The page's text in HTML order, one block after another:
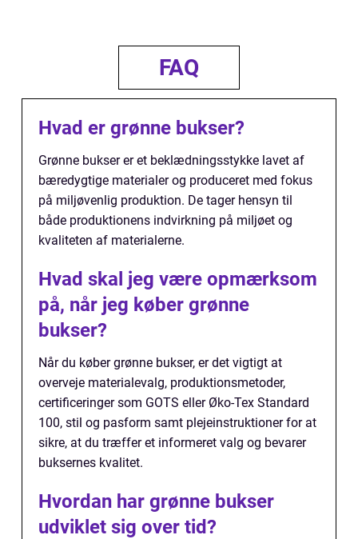
FAQ
Hvad er grønne bukser?
Grønne bukser er et beklædningsstykke lavet af
bæredygtige materialer og produceret med fokus
på miljøvenlig produktion. De tager hensyn til
både produktionens indvirkning på miljøet og
kvaliteten af materialerne.
Hvad skal jeg være opmærksom
på, når jeg køber grønne
bukser?
Når du køber grønne bukser, er det vigtigt at
overveje materialevalg, produktionsmetoder,
certificeringer som GOTS eller Øko-Tex Standard
100, stil og pasform samt plejeinstruktioner for at
sikre, at du træffer et informeret valg og bevarer
buksernes kvalitet.
Hvordan har grønne bukser
udviklet sig over tid?